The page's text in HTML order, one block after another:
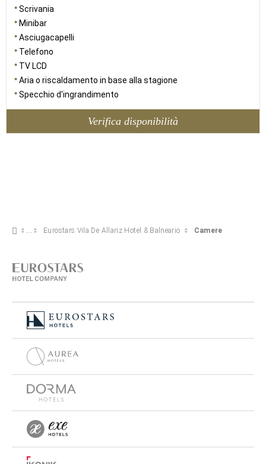
Scrivania
Minibar
Asciugacapelli
Telefono
TV LCD
Aria o riscaldamento in base alla stagione
Specchio d'ingrandimento
Verifica disponibilità
Eurostars Vila De Allariz Hotel & Balneario Camere